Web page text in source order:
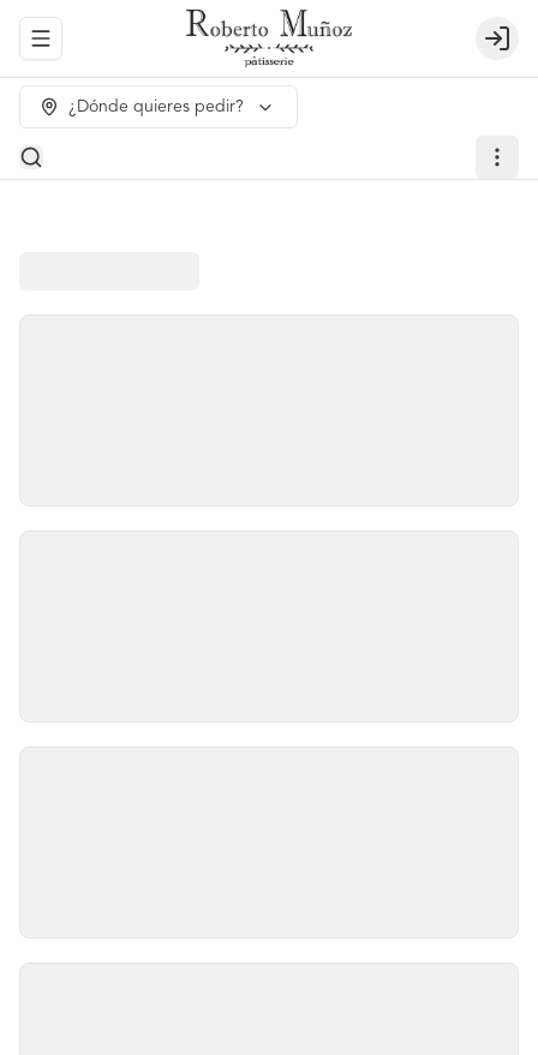
Abrir menu de navegación Login
¿Dónde quieres pedir?